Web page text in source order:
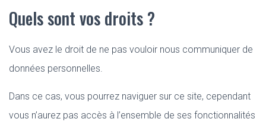
Quels sont vos droits ?
Vous avez le droit de ne pas vouloir nous communiquer de
données personnelles.
Dans ce cas, vous pourrez naviguer sur ce site, cependant
vous n’aurez pas accès à l’ensemble de ses fonctionnalités